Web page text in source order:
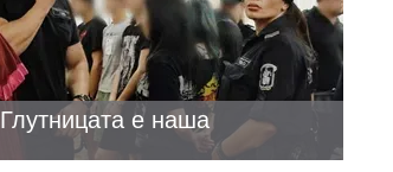
Глутницата е наша